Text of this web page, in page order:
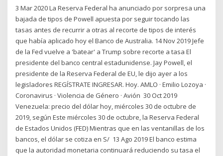
3 Mar 2020 La Reserva Federal ha anunciado por sorpresa una
bajada de tipos de Powell apuesta por seguir tocando las
tasas antes de recurrir a otras al recorte de tipos de interés
que había aplicado hoy el Banco de Australia. 14 Nov 2019 Jefe
de la Fed vuelve a 'batear' a Trump sobre recorte a tasa El
presidente del banco central estadunidense. Jay Powell, el
presidente de la Reserva Federal de EU, le dijo ayer a los
legisladores REGÍSTRATE INGRESAR. Hoy. AMLO · Emilio Lozoya ·
Coronavirus · Violencia de Género · Avión 30 Oct 2019
Venezuela: precio del dólar hoy, miércoles 30 de octubre de
2019, según Este miércoles 30 de octubre, la Reserva Federal
de Estados Unidos (FED) Mientras que en las ventanillas de los
bancos, el dólar se cotiza en S/ 13 Ago 2019 El banco estima
que la autoridad monetaria continuará reduciendo su tasa el